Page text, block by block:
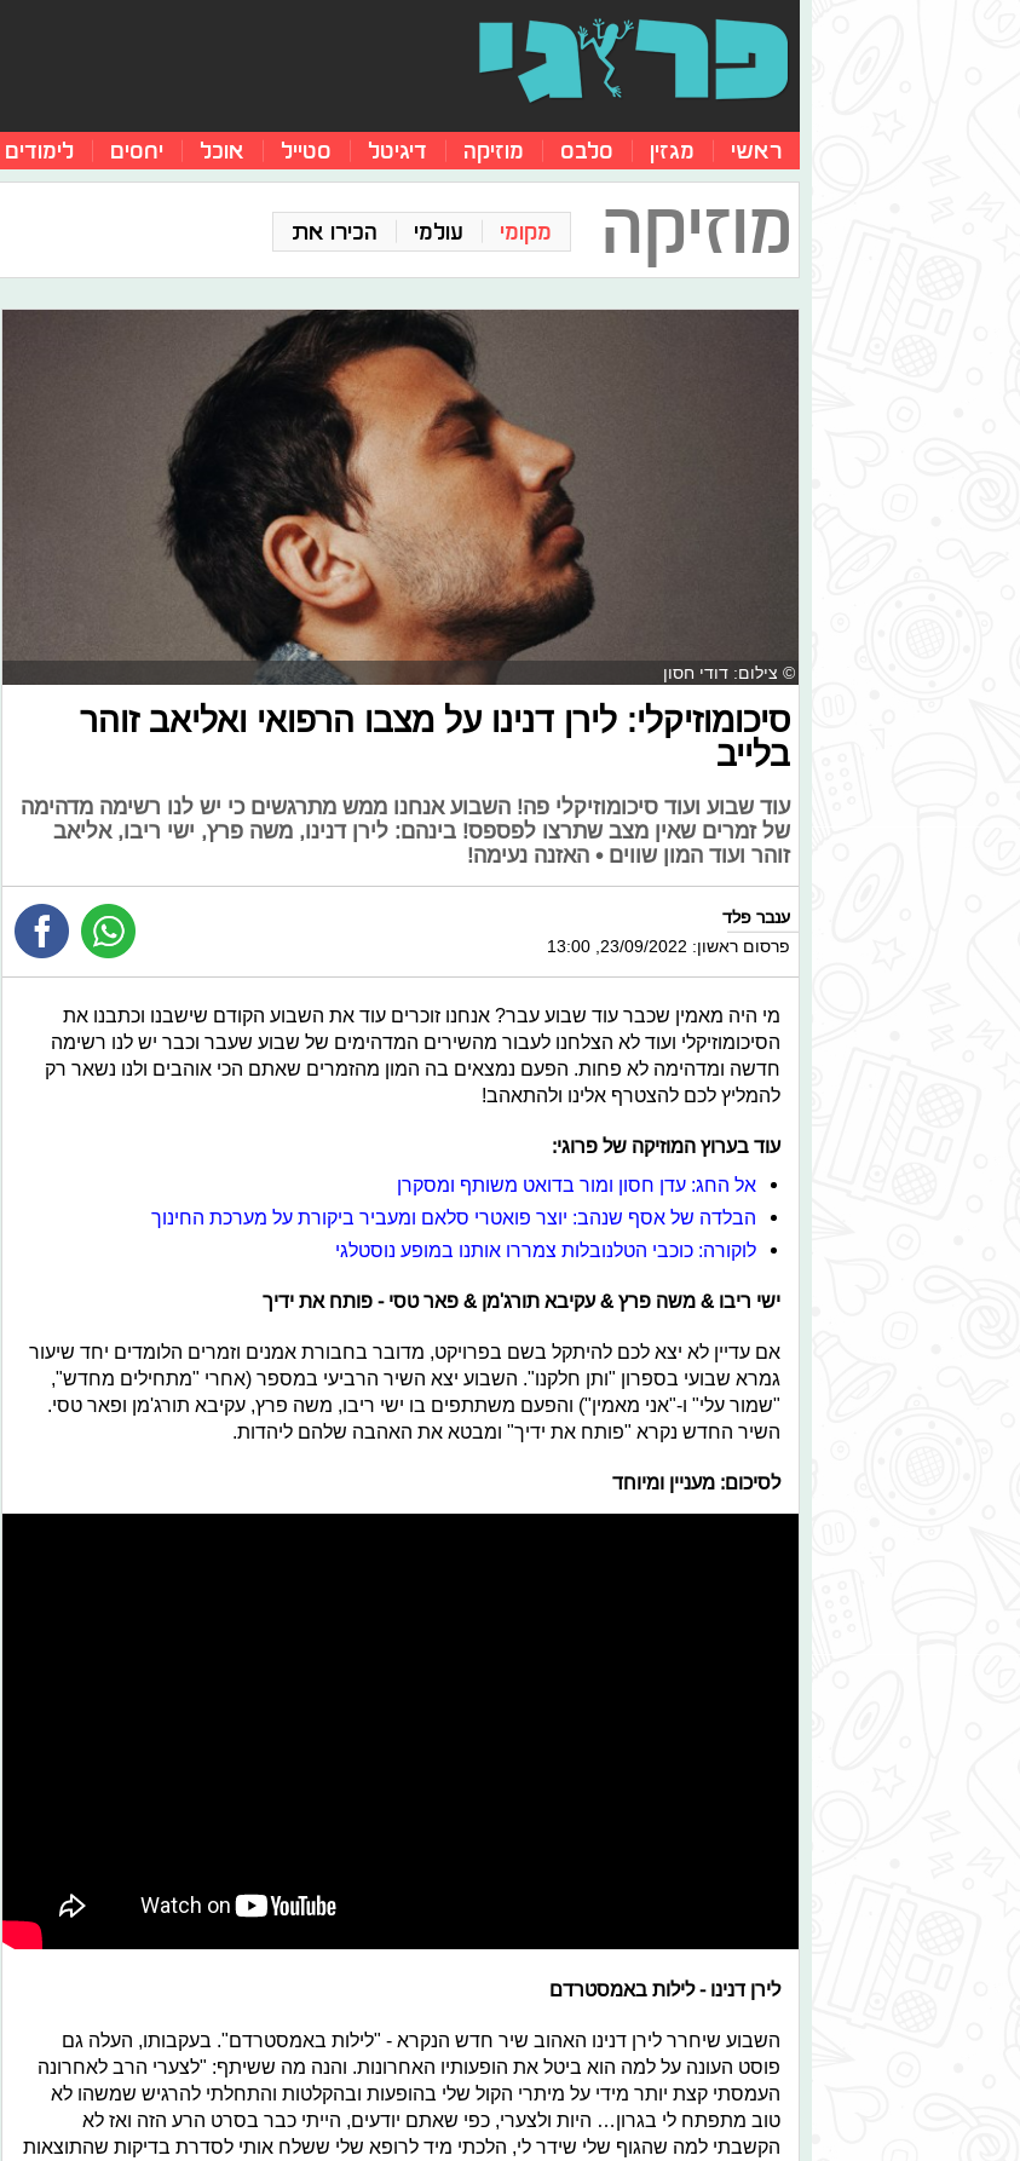
ראשי מגזין סלבס מוזיקה דיגיטל סטייל אוכל יחסים לימודים
מוזיקה מקומי עולמי הכירו את
© צילום: דודי חסון
סיכומוזיקלי: לירן דנינו על מצבו הרפואי ואליאב זוהר
בלייב
עוד שבוע ועוד סיכומוזיקלי פה! השבוע אנחנו ממש מתרגשים כי יש לנו רשימה מדהימה
של זמרים שאין מצב שתרצו לפספס! בינהם: לירן דנינו, משה פרץ, ישי ריבו, אליאב
זוהר ועוד המון שווים • האזנה נעימה!
ענבר פלד
פרסום ראשון: 23/09/2022, 13:00
מי היה מאמין שכבר עוד שבוע עבר? אנחנו זוכרים עוד את השבוע הקודם שישבנו וכתבנו את
הסיכומוזיקלי ועוד לא הצלחנו לעבור מהשירים המדהימים של שבוע שעבר וכבר יש לנו רשימה
חדשה ומדהימה לא פחות. הפעם נמצאים בה המון מהזמרים שאתם הכי אוהבים ולנו נשאר רק
להמליץ לכם להצטרף אלינו ולהתאהב!
עוד בערוץ המוזיקה של פרוגי:
אל החג: עדן חסון ומור בדואט משותף ומסקרן
הבלדה של אסף שנהב: יוצר פואטרי סלאם ומעביר ביקורת על מערכת החינוך
לוקורה: כוכבי הטלנובלות צמררו אותנו במופע נוסטלגי
ישי ריבו & משה פרץ & עקיבא תורג'מן & פאר טסי - פותח את ידיך
אם עדיין לא יצא לכם להיתקל בשם בפרויקט, מדובר בחבורת אמנים וזמרים הלומדים יחד שיעור
גמרא שבועי בספרון "ותן חלקנו". השבוע יצא השיר הרביעי במספר (אחרי "מתחילים מחדש",
"שמור עלי" ו-"אני מאמין") והפעם משתתפים בו ישי ריבו, משה פרץ, עקיבא תורג'מן ופאר טסי.
השיר החדש נקרא "פותח את ידיך" ומבטא את האהבה שלהם ליהדות.
לסיכום: מעניין ומיוחד
לירן דנינו - לילות באמסטרדם
השבוע שיחרר לירן דנינו האהוב שיר חדש הנקרא - "לילות באמסטרדם". בעקבותו, העלה גם
פוסט העונה על למה הוא ביטל את הופעותיו האחרונות. והנה מה ששיתף: "לצערי הרב לאחרונה
העמסתי קצת יותר מידי על מיתרי הקול שלי בהופעות ובהקלטות והתחלתי להרגיש שמשהו לא
טוב מתפתח לי בגרון… היות ולצערי, כפי שאתם יודעים, הייתי כבר בסרט הרע הזה ואז לא
הקשבתי למה שהגוף שלי שידר לי, הלכתי מיד לרופא שלי ששלח אותי לסדרת בדיקות שהתוצאות